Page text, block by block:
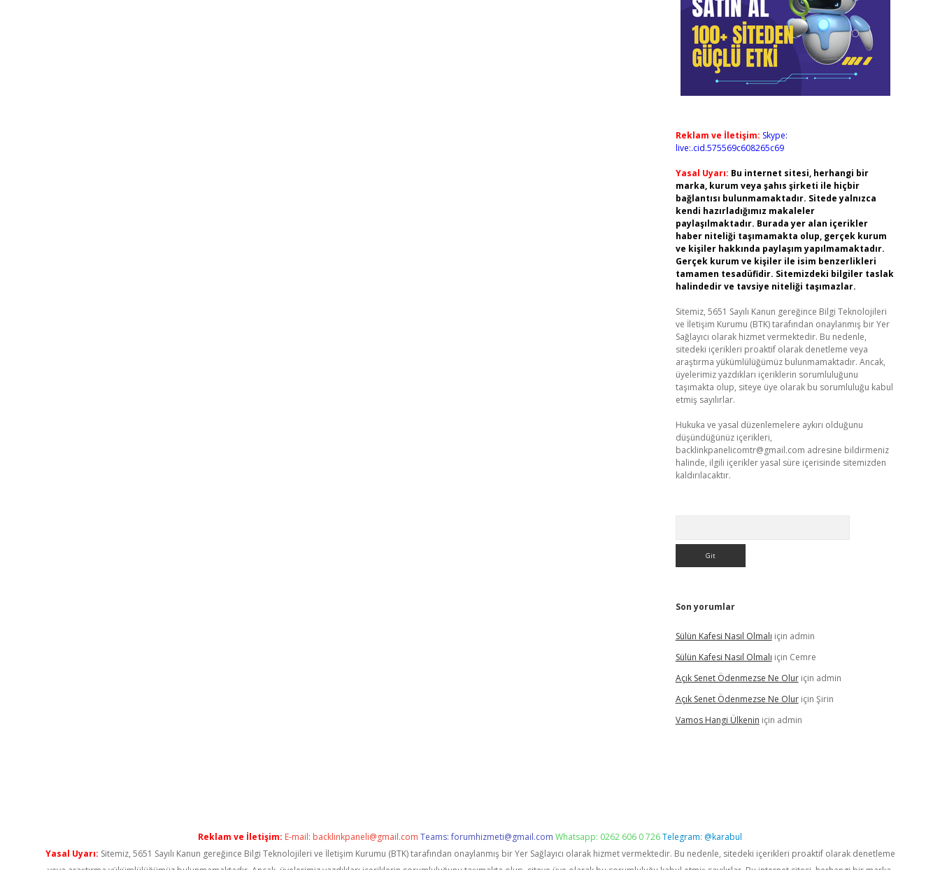
Reklam ve İletişim: Skype:
live:.cid.575569c608265c69
Yasal Uyarı: Bu internet sitesi, herhangi bir
marka, kurum veya şahıs şirketi ile hiçbir
bağlantısı bulunmamaktadır. Sitede yalnızca
kendi hazırladığımız makaleler
paylaşılmaktadır. Burada yer alan içerikler
haber niteliği taşımamakta olup, gerçek kurum
ve kişiler hakkında paylaşım yapılmamaktadır.
Gerçek kurum ve kişiler ile isim benzerlikleri
tamamen tesadüfidir. Sitemizdeki bilgiler taslak
halindedir ve tavsiye niteliği taşımazlar.
Sitemiz, 5651 Sayılı Kanun gereğince Bilgi Teknolojileri
ve İletişim Kurumu (BTK) tarafından onaylanmış bir Yer
Sağlayıcı olarak hizmet vermektedir. Bu nedenle,
sitedeki içerikleri proaktif olarak denetleme veya
araştırma yükümlülüğümüz bulunmamaktadır. Ancak,
üyelerimiz yazdıkları içeriklerin sorumluluğunu
taşımakta olup, siteye üye olarak bu sorumluluğu kabul
etmiş sayılırlar.
Hukuka ve yasal düzenlemelere aykırı olduğunu
düşündüğünüz içerikleri,
backlinkpanelicomtr@gmail.com adresine bildirmeniz
halinde, ilgili içerikler yasal süre içerisinde sitemizden
kaldırılacaktır.
Son yorumlar
Sülün Kafesi Nasıl Olmalı için admin
Sülün Kafesi Nasıl Olmalı için Cemre
Açık Senet Ödenmezse Ne Oluriçin admin
Açık Senet Ödenmezse Ne Oluriçin Şirin
Vamos Hangi Ülkenin için admin
Reklam ve İletişim: E-mail: backlinkpaneli@gmail.com Teams:forumhizmeti@gmail.com Whatsapp: 0262 606 0 726Telegram: @karabul
Yasal Uyarı: Sitemiz, 5651 Sayılı Kanun gereğince Bilgi Teknolojileri ve İletişim Kurumu (BTK) tarafından onaylanmış bir Yer Sağlayıcı olarak hizmet vermektedir. Bu nedenle, sitedeki içerikleri proaktif olarak denetleme